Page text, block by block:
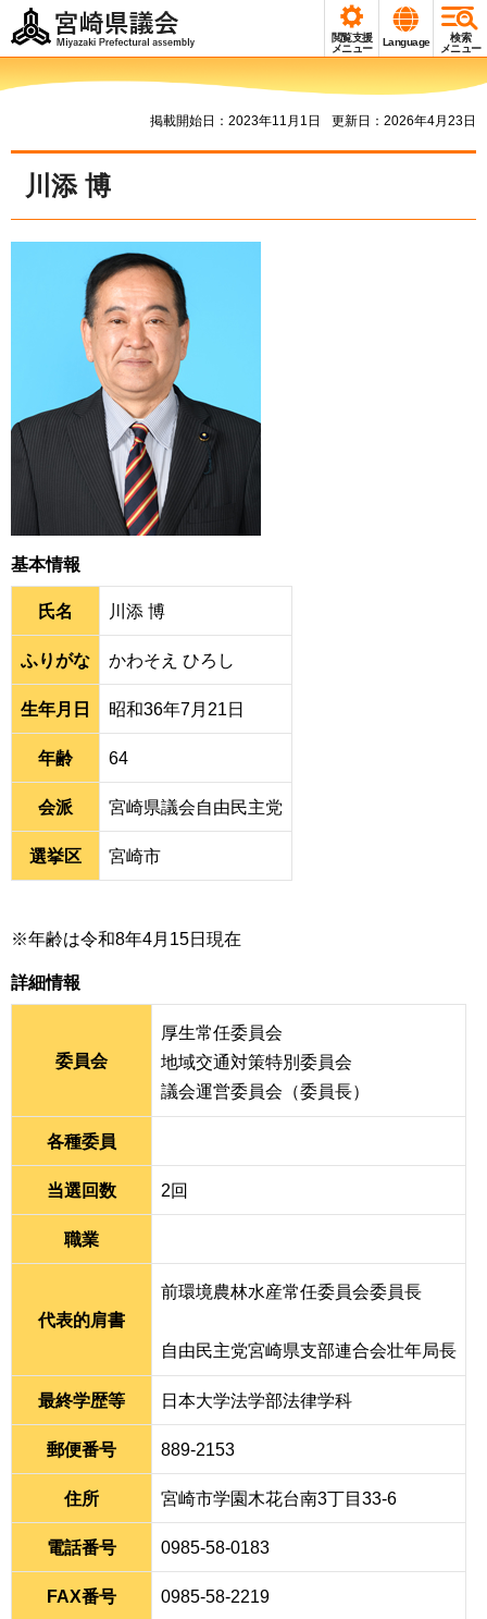
宮崎県議会
Miyazaki Prefectural
閲覧支援
メニュー
Language
検索
メニュー
掲載開始日：2023年11月1日 更新日：2026年4月23日
川添 博
基本情報
氏名 川添 博
ふりがな かわそえ ひろし
生年月日 昭和36年7月21日
年齢 64
会派 宮崎県議会自由民主党
選挙区 宮崎市
※年齢は令和8年4月15日現在
詳細情報
委員会
厚生常任委員会
地域交通対策特別委員会
議会運営委員会（委員長）
各種委員
当選回数 2回
職業
代表的肩書
前環境農林水産常任委員会委員長
自由民主党宮崎県支部連合会壮年局長
最終学歴等 日本大学法学部法律学科
郵便番号 889-2153
住所 宮崎市学園木花台南3丁目33-6
電話番号 0985-58-0183
FAX番号 0985-58-2219